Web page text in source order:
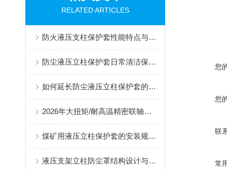
RELATED ARTICLES
防火液压支柱保护套性能特点与阻燃防护应用
防尘液压立柱保护套日常清洁保养与更换规范
如何延长防尘液压立柱保护套的使用寿命？
2026年大扭矩/耐高温精密联轴器定制找哪家？能实现精准定制的优质厂家盘点
煤矿用液压立柱保护套的安装规范与使用寿命提升方案
液压支架立柱防尘罩结构设计与密封防护原理
您
您
联
常